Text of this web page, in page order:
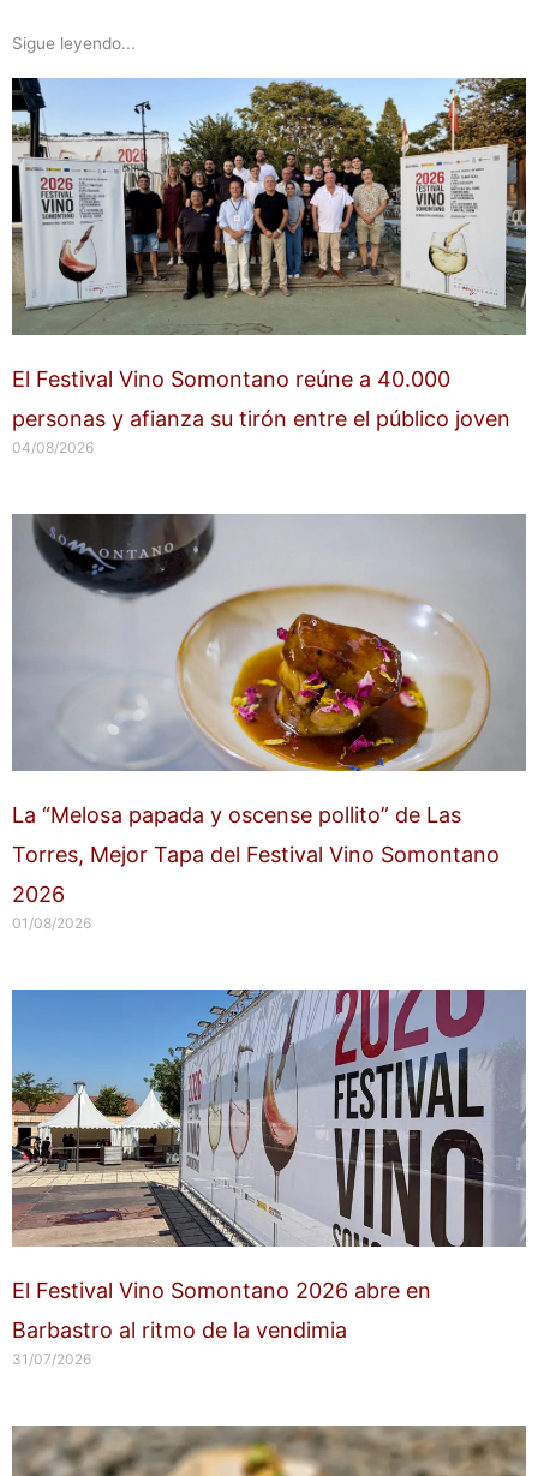
Sigue leyendo...
El Festival Vino Somontano reúne a 40.000
personas y afianza su tirón entre el público joven
04/08/2026
La “Melosa papada y oscense pollito” de Las
Torres, Mejor Tapa del Festival Vino Somontano
2026
01/08/2026
El Festival Vino Somontano 2026 abre en
Barbastro al ritmo de la vendimia
31/07/2026